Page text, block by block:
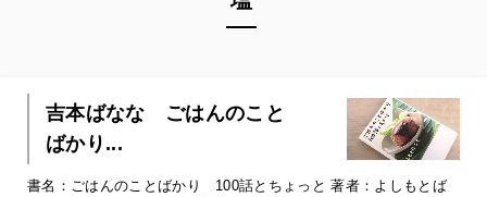
吉本ばなな ごはんのこと
ばかり...
書名：ごはんのことばかり 100話とちょっと 著者：よしもとば